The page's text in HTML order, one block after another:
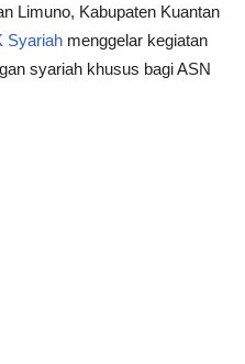
Limuno, Kabupaten Kuantan
Syariah menggelar kegiatan
syariah khusus bagi ASN